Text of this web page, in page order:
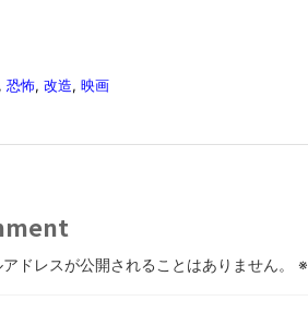
, 恐怖, 改造, 映画
アドレスが公開されることはありません。 ※